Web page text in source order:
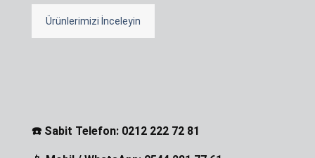
Ürünlerimizi İnceleyin
☎️ Sabit Telefon: 0212 222 72 81